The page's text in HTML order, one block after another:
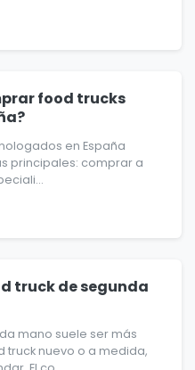
food trucks
en España
principales: comprar a
truck de segunda
mano suele ser más
nuevo o a medida,